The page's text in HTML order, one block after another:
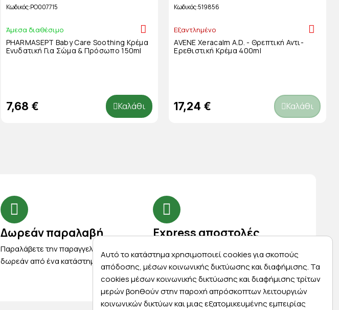
Κωδικός PO007715
Άμεσα διαθέσιμο
PHARMASEPT Baby Care Soothing Κρέμα
Ενυδατική Για Σώμα & Πρόσωπο 150ml
7,68 € Καλάθι
Κωδικός 519856
Εξαντλημένο
AVENE Xeracalm A.D. - Θρεπτική Αντι-
Ερεθιστική Κρέμα 400ml
17,24 € Καλάθι
Δωρεάν παραλαβή
Παραλάβετε την παραγγελία σας
δωρεάν από ένα κατάστημα μας
Express αποστολές
Κάντε σήμερα την παραγγελία σας και
παραλάβετε αύριο στην πόρτα σας
Αυτό το κατάστημα χρησιμοποιεί cookies για σκοπούς
απόδοσης, μέσων κοινωνικής δικτύωσης και διαφήμισης. Τα
cookies μέσων κοινωνικής δικτύωσης και διαφήμισης τρίτων
μερών βοηθούν στην παροχή απρόσκοπτων λειτουργιών
κοινωνικών δικτύων και μιας εξατομικευμένης εμπειρίας